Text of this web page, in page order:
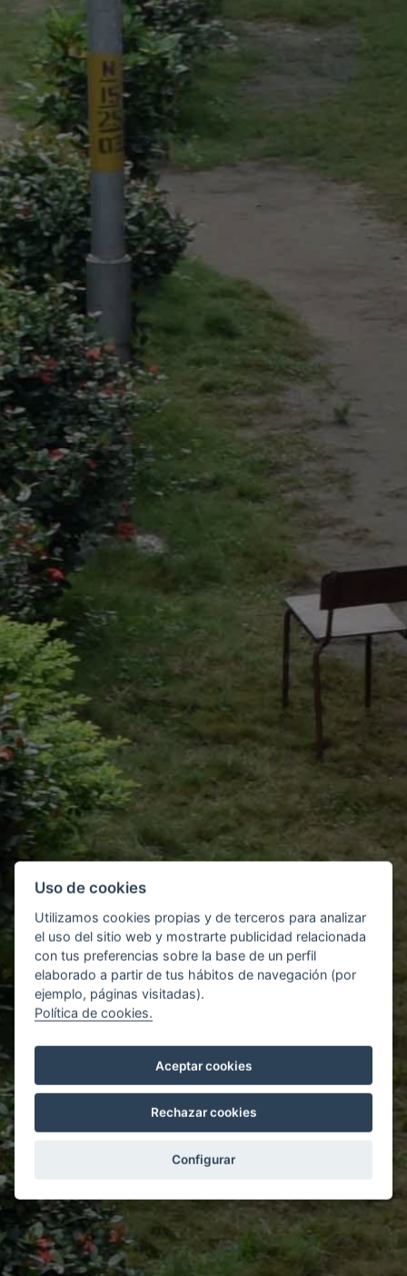
REHABILITACIÓN DE
LA ESCUELA “OUR
LADY OF
GUADALUPE” EN
LUNSAR, SIERRA
LEONA
Rehabilitación de la escuela “Our lady of
Guadalupe” en Lunsar, Sierra Leona en
colaboración con Hermanas Clarisas.
Uso de cookies
Utilizamos cookies propias y de terceros para analizar
el uso del sitio web y mostrarte publicidad relacionada
con tus preferencias sobre la base de un perfil
elaborado a partir de tus hábitos de navegación (por
ejemplo, páginas visitadas).
Política de cookies.
Aceptar cookies
Rechazar cookies
Configurar